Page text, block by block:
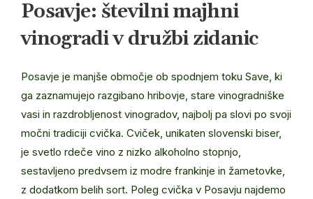
Posavje: številni majhni
vinogradi v družbi zidanic
Posavje je manjše območje ob spodnjem toku Save, ki
ga zaznamujejo razgibano hribovje, stare vinogradniške
vasi in razdrobljenost vinogradov, najbolj pa slovi po svoji
močni tradiciji cvička. Cviček, unikaten slovenski biser,
je svetlo rdeče vino z nizko alkoholno stopnjo,
sestavljeno predvsem iz modre frankinje in žametovke,
z dodatkom belih sort. Poleg cvička v Posavju najdemo